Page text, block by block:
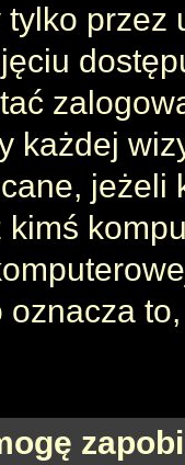
każdej
jeżeli
kimś